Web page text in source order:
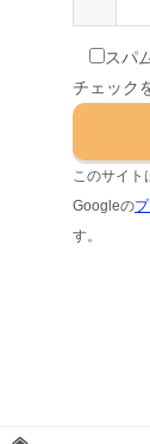
スパ
チェック
このサイト
Googleの
す。